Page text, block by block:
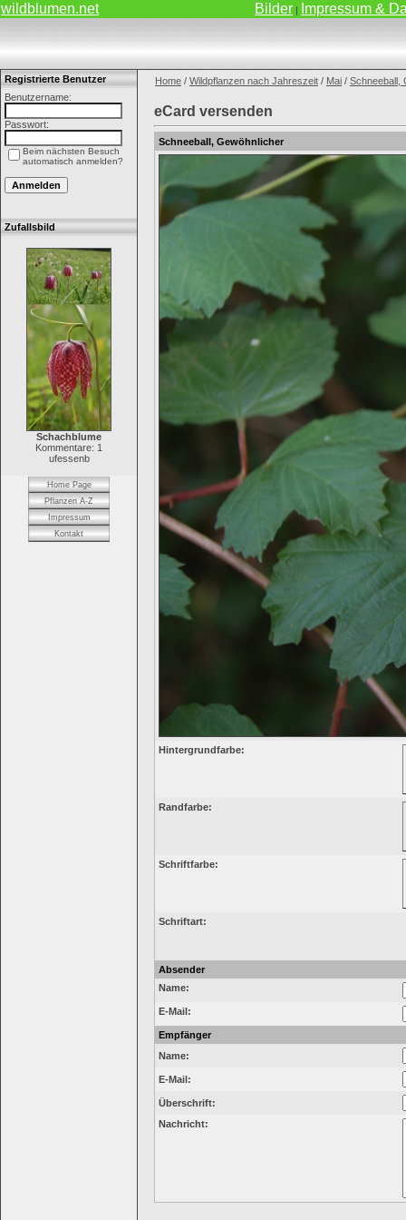
wildblumen.net Bilder | Impressum &
Registrierte Benutzer
Benutzername:
Passwort:
Beim nächsten Besuch
automatisch anmelden?
Zufallsbild
Schachblume
Kommentare: 1
ufessenb
Home Page
Pflanzen A-Z
Impressum
Kontakt
Home / Wildpflanzen nach Jahreszeit / Mai / Schneeball,
eCard versenden
Schneeball, Gewöhnlicher
Hintergrundfarbe:
Randfarbe:
Schriftfarbe:
Schriftart:
Absender
Name:
E-Mail:
Empfänger
Name:
E-Mail:
Überschrift:
Nachricht: